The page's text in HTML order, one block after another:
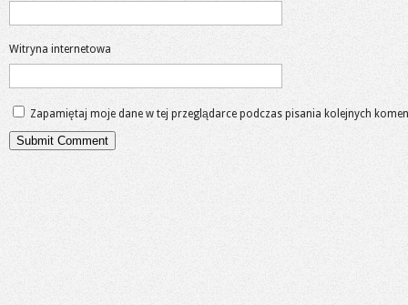
Witryna internetowa
Zapamiętaj moje dane w tej przeglądarce podczas pisania kolejnych